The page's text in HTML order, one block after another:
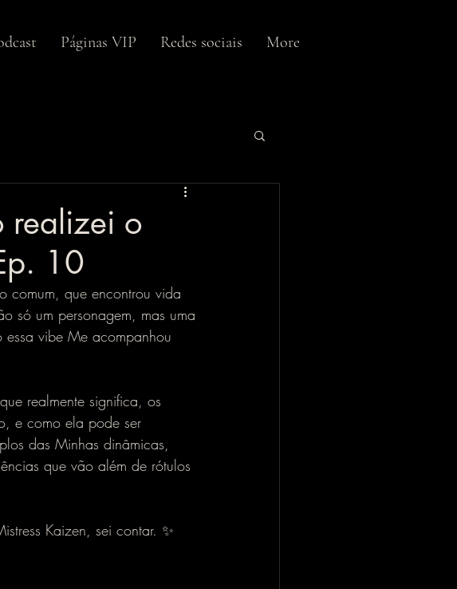
Páginas VIP Redes sociais More
realizei o
10
comum, que encontrou vida
só um personagem, mas uma
vibe Me acompanhou
realmente significa, os
e como ela pode ser
das Minhas dinâmicas,
que vão além de rótulos
Kaizen, sei contar. ✨